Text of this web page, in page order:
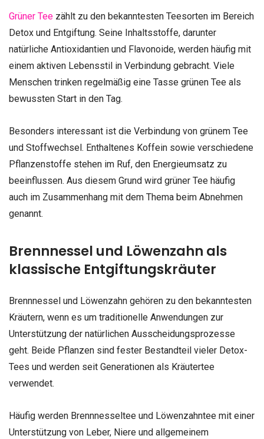
Grüner Tee zählt zu den bekanntesten Teesorten im Bereich
Detox und Entgiftung. Seine Inhaltsstoffe, darunter
natürliche Antioxidantien und Flavonoide, werden häufig mit
einem aktiven Lebensstil in Verbindung gebracht. Viele
Menschen trinken regelmäßig eine Tasse grünen Tee als
bewussten Start in den Tag.
Besonders interessant ist die Verbindung von grünem Tee
und Stoffwechsel. Enthaltenes Koffein sowie verschiedene
Pflanzenstoffe stehen im Ruf, den Energieumsatz zu
beeinflussen. Aus diesem Grund wird grüner Tee häufig
auch im Zusammenhang mit dem Thema beim Abnehmen
genannt.
Brennnessel und Löwenzahn als
klassische Entgiftungskräuter
Brennnessel und Löwenzahn gehören zu den bekanntesten
Kräutern, wenn es um traditionelle Anwendungen zur
Unterstützung der natürlichen Ausscheidungsprozesse
geht. Beide Pflanzen sind fester Bestandteil vieler Detox-
Tees und werden seit Generationen als Kräutertee
verwendet.
Häufig werden Brennnesseltee und Löwenzahntee mit einer
Unterstützung von Leber, Niere und allgemeinem